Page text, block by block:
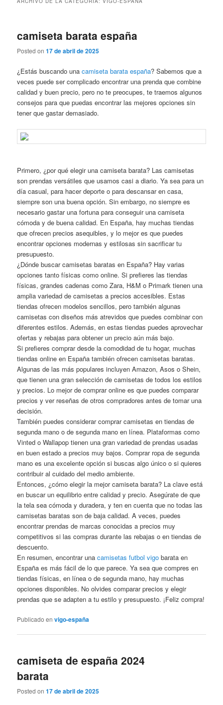
camiseta barata españa
Posted on17 de abril de 2025
¿Estás buscando unacamiseta barata españa? Sabemos que a
veces puede ser complicado encontrar una prenda que combine
calidad y buen precio, pero no te preocupes, te traemos algunos
consejos para que puedas encontrar las mejores opciones sin
tener que gastar demasiado.
Primero, ¿por qué elegir una camiseta barata? Las camisetas
son prendas versátiles que usamos casi a diario. Ya sea para un
día casual, para hacer deporte o para descansar en casa,
siempre son una buena opción. Sin embargo, no siempre es
necesario gastar una fortuna para conseguir una camiseta
cómoda y de buena calidad. En España, hay muchas tiendas
que ofrecen precios asequibles, y lo mejor es que puedes
encontrar opciones modernas y estilosas sin sacrificar tu
presupuesto.
¿Dónde buscar camisetas baratas en España? Hay varias
opciones tanto físicas como online. Si prefieres las tiendas
físicas, grandes cadenas como Zara, H&M o Primark tienen una
amplia variedad de camisetas a precios accesibles. Estas
tiendas ofrecen modelos sencillos, pero también algunas
camisetas con diseños más atrevidos que puedes combinar con
diferentes estilos. Además, en estas tiendas puedes aprovechar
ofertas y rebajas para obtener un precio aún más bajo.
Si prefieres comprar desde la comodidad de tu hogar, muchas
tiendas online en España también ofrecen camisetas baratas.
Algunas de las más populares incluyen Amazon, Asos o Shein,
que tienen una gran selección de camisetas de todos los estilos
y precios. Lo mejor de comprar online es que puedes comparar
precios y ver reseñas de otros compradores antes de tomar una
decisión.
También puedes considerar comprar camisetas en tiendas de
segunda mano o de segunda mano en línea. Plataformas como
Vinted o Wallapop tienen una gran variedad de prendas usadas
en buen estado a precios muy bajos. Comprar ropa de segunda
mano es una excelente opción si buscas algo único o si quieres
contribuir al cuidado del medio ambiente.
Entonces, ¿cómo elegir la mejor camiseta barata? La clave está
en buscar un equilibrio entre calidad y precio. Asegúrate de que
la tela sea cómoda y duradera, y ten en cuenta que no todas las
camisetas baratas son de baja calidad. A veces, puedes
encontrar prendas de marcas conocidas a precios muy
competitivos si las compras durante las rebajas o en tiendas de
descuento.
En resumen, encontrar unacamisetas futbol vigo barata en
España es más fácil de lo que parece. Ya sea que compres en
tiendas físicas, en línea o de segunda mano, hay muchas
opciones disponibles. No olvides comparar precios y elegir
prendas que se adapten a tu estilo y presupuesto. ¡Feliz compra!
Publicado en vigo-españa
camiseta de españa 2024
barata
Posted on17 de abril de 2025